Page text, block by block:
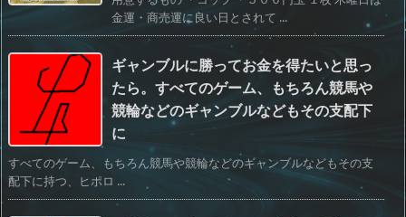
金運・商売運に良い日とされて ...
ギャンブルに勝ってお金を得たいと思っ
たら。すべてのゲーム、もちろん競馬や
競輪などのギャンブルなどもその支配下
に
すべてのゲーム、もちろん競馬や競輪などのギャンブルなどもその支
配下に持つ、ヒポロ ...